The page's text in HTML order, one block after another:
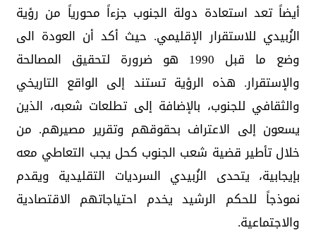
أيضاً تعد استعادة دولة الجنوب جزءاً محورياً من رؤية
الزُبيدي للاستقرار الإقليمي. حيث أكد أن العودة الى
وضع ما قبل 1990 هو ضرورة لتحقيق المصالحة
والإستقرار. هذه الرؤية تستند إلى الواقع التاريخي
والثقافي للجنوب، بالإضافة إلى تطلعات شعبه، الذين
يسعون إلى الاعتراف بحقوقهم وتقرير مصيرهم. من
خلال تأطير قضية شعب الجنوب كحل يجب التعاطي معه
بإيجابية، يتحدى الزُبيدي السرديات التقليدية ويقدم
نموذجاً للحكم الرشيد يخدم احتياجاتهم الاقتصادية
والاجتماعية.